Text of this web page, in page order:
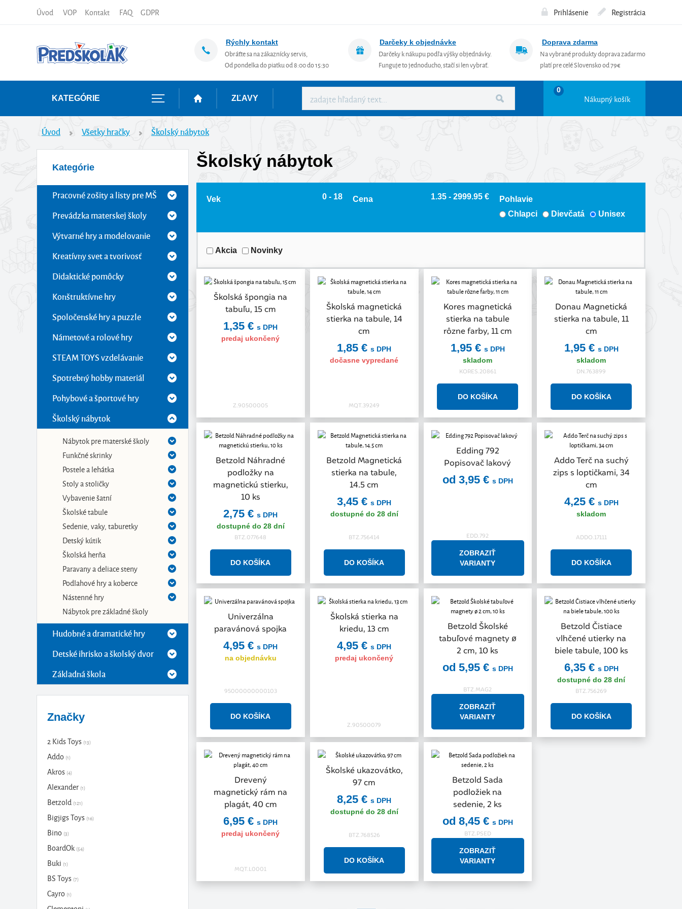
Úvod VOP Kontakt FAQ GDPR Prihlásenie Registrácia
Rýchly kontakt
Obráťte sa na zákaznícky servis,
Od pondelka do piatku od 8:00 do 15:30
Darčeky k objednávke
Darčeky k nákupu podľa výšky objednávky.
Funguje to jednoducho, stačí si len vybrať.
Doprava zdarma
Na vybrané produkty doprava zadarmo
platí pre celé Slovensko od 79€
KATEGÓRIE ZĽAVY
0
Nákupný košík
Úvod Všetky hračky Školský nábytok
Kategórie
Pracovné zošity a listy pre MŠ
Prevádzka materskej školy
Výtvarné hry a modelovanie
Kreatívny svet a tvorivosť
Didaktické pomôcky
Konštruktívne hry
Spoločenské hry a puzzle
Námetové a rolové hry
STEAM TOYS vzdelávanie
Spotrebný hobby materiál
Pohybové a športové hry
Školský nábytok
Nábytok pre materské školy
Funkčné skrinky
Postele a lehátka
Stoly a stoličky
Vybavenie šatní
Školské tabule
Sedenie, vaky, taburetky
Detský kútik
Školská herňa
Paravany a deliace steny
Podlahové hry a koberce
Nástenné hry
Nábytok pre základné školy
Hudobné a dramatické hry
Detské ihrisko a školský dvor
Základná škola
Značky
2 Kids Toys (13)
Addo (1)
Akros (4)
Alexander (1)
Betzold (121)
Bigjigs Toys (16)
Bino (3)
BoardOk (54)
Buki (1)
BS Toys (7)
Cayro (1)
Školský nábytok
Vek 0 - 18 Cena 1.35 - 2999.95 €
Pohlavie
Chlapci
Dievčatá Unisex
Akcia Novinky
Školská špongia na
tabuľu, 15 cm
1,35 €s DPH
predaj ukončený
Z.90500005
Školská magnetická
stierka na tabule, 14
cm
1,85 €s DPH
dočasne vypredané
MQT.39249
Kores magnetická
stierka na tabule
rôzne farby, 11 cm
1,95 € s DPH
skladom
KORES.20861
Donau Magnetická
stierka na tabule, 11
cm
1,95 € s DPH
skladom
DN.763899
Betzold Náhradné
podložky na
magnetickú stierku,
10 ks
2,75 €s DPH
dostupné do 28 dní
BTZ.077648
Betzold Magnetická
stierka na tabule,
14.5 cm
3,45 €s DPH
dostupné do 28 dní
BTZ.756414
Edding 792
Popisovač lakový
od 3,95 € s DPH
EDD.792
ZOBRAZIŤ
VARIANTY
Addo Terč na suchý
zips s loptičkami, 34
cm
4,25 € s DPH
skladom
ADDO.17111
Univerzálna
paravánová spojka
4,95 €s DPH
na objednávku
95000000000103
Školská stierka na
kriedu, 13 cm
4,95 €s DPH
predaj ukončený
Z.90500079
Betzold Školské
tabuľové magnety ø
2 cm, 10 ks
od 5,95 € s DPH
BTZ.MAG2
ZOBRAZIŤ
VARIANTY
Betzold Čistiace
vlhčené utierky na
biele tabule, 100 ks
6,35 € s DPH
dostupné do 28 dní
BTZ.756269
Drevený
magnetický rám na
plagát, 40 cm
6,95 €s DPH
predaj ukončený
MQT.L0001
Školské ukazovátko,
97 cm
8,25 €s DPH
dostupné do 28 dní
BTZ.768526
Betzold Sada
podložiek na
sedenie, 2 ks
od 8,45 € s DPH
BTZ.PSED
ZOBRAZIŤ
VARIANTY